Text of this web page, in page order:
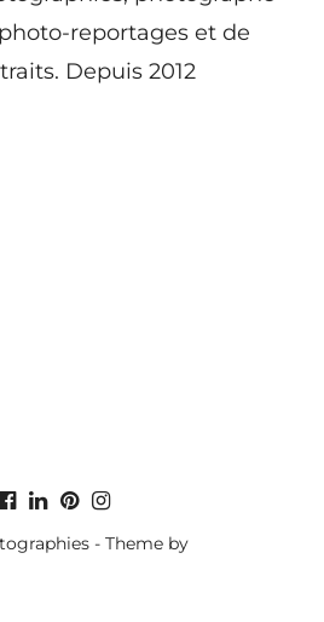
reportages et de
Depuis 2012
- Theme by